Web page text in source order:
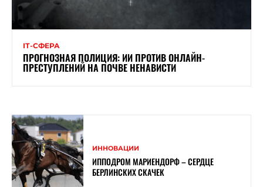
ІТ-СФЕРА
ПРОГНОЗНАЯ ПОЛИЦИЯ: ИИ ПРОТИВ ОНЛАЙН-
ПРЕСТУПЛЕНИЙ НА ПОЧВЕ НЕНАВИСТИ
ИННОВАЦИИ
ИППОДРОМ МАРИЕНДОРФ – СЕРДЦЕ
БЕРЛИНСКИХ СКАЧЕК